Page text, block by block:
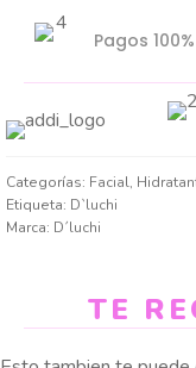
Pagos
Categorías: Facial,
Etiqueta: D`luchi
Marca: D´luchi
TE